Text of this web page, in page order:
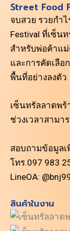
Street Food
จบสวย รวยกำ
Festival ที่เซ็น
สำหรับพ่อค้าแม่
และการคัดเลือ
พื้นที่อย่างลงตัว
เซ็นทรัลลาดพร้
ช่วงเวลาสามา
สอบถามข้อมูลเ
โทร.097 983
LineOA:
สินค้าในงาน